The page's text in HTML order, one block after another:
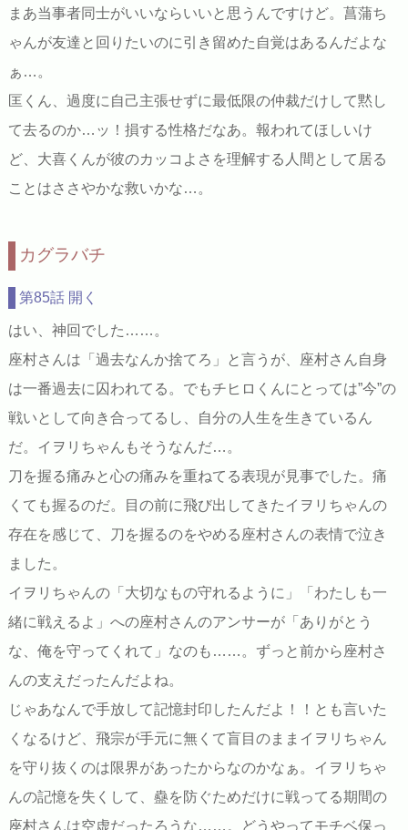
まあ当事者同士がいいならいいと思うんですけど。菖蒲ち
ゃんが友達と回りたいのに引き留めた自覚はあるんだよな
ぁ…。
匡くん、過度に自己主張せずに最低限の仲裁だけして黙し
て去るのか…ッ！損する性格だなあ。報われてほしいけ
ど、大喜くんが彼のカッコよさを理解する人間として居る
ことはささやかな救いかな…。
カグラバチ
第85話 開く
はい、神回でした……。
座村さんは「過去なんか捨てろ」と言うが、座村さん自身
は一番過去に囚われてる。でもチヒロくんにとっては”今”の
戦いとして向き合ってるし、自分の人生を生きているん
だ。イヲリちゃんもそうなんだ…。
刀を握る痛みと心の痛みを重ねてる表現が見事でした。痛
くても握るのだ。目の前に飛び出してきたイヲリちゃんの
存在を感じて、刀を握るのをやめる座村さんの表情で泣き
ました。
イヲリちゃんの「大切なもの守れるように」「わたしも一
緒に戦えるよ」への座村さんのアンサーが「ありがとう
な、俺を守ってくれて」なのも……。ずっと前から座村さ
んの支えだったんだよね。
じゃあなんで手放して記憶封印したんだよ！！とも言いた
くなるけど、飛宗が手元に無くて盲目のままイヲリちゃん
を守り抜くのは限界があったからなのかなぁ。イヲリちゃ
んの記憶を失くして、蠱を防ぐためだけに戦ってる期間の
座村さんは空虚だったろうな……。どうやってモチベ保っ